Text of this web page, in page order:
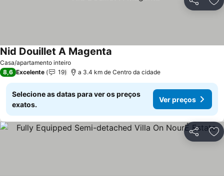
Partilhar
Casa/apartamento inteiro
Nid Douillet A Magenta
8,6 Excelente 19 a 3.4 km de Centro da cidade
Selecione as datas para ver os preços
exatos.
Ver preços
Partilhar